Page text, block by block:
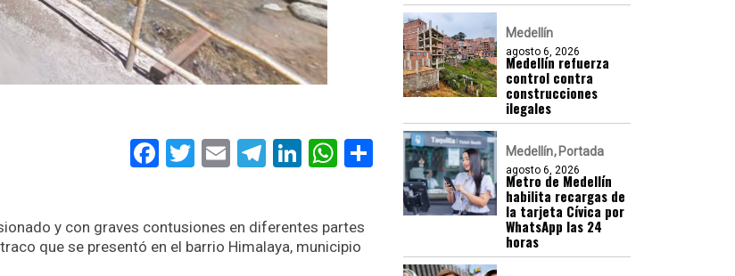
Facebook
Twitter
EmailTelegram
LinkedIn
WhatsApp
Compartir
y con graves contusiones en diferentes partes
que se presentó en el barrio Himalaya, municipio
Medellín
agosto 6, 2026
Medellín refuerza
control contra
construcciones
ilegales
Medellín Portada
agosto 6, 2026
Metro de Medellín
habilita recargas de
la tarjeta Cívica por
WhatsApp las 24
horas